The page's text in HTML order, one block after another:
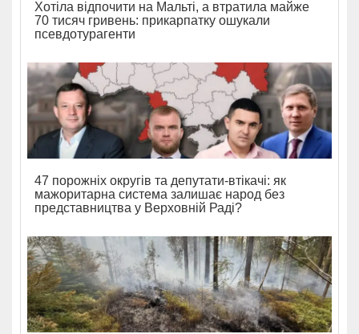
Хотіла відпочити на Мальті, а втратила майже
70 тисяч гривень: прикарпатку ошукали
псевдотурагенти
47 порожніх округів та депутати-втікачі: як
мажоритарна система залишає народ без
представництва у Верховній Раді?